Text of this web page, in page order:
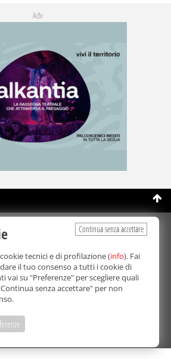
Adv
2003-2026
Srl
o parziale di tutti i contenuti, in qualunque
qualsiasi supporto è proibita.
giornalistica registrata. Autorizzazione del
Palermo n° 32 del 21/10/2003
responsabile:Fabio Ricotta
e Cookie Policy
Continua senza accettare
tecnici e di profilazione (info). Fai
il tuo consenso a tutti i cookie di
vai su "Preferenze" per scegliere quali
senza accettare" per non